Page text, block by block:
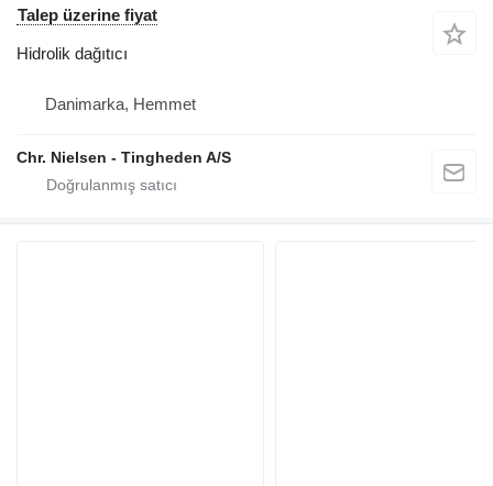
Talep üzerine fiyat
Hidrolik dağıtıcı
Danimarka, Hemmet
Chr. Nielsen - Tingheden A/S